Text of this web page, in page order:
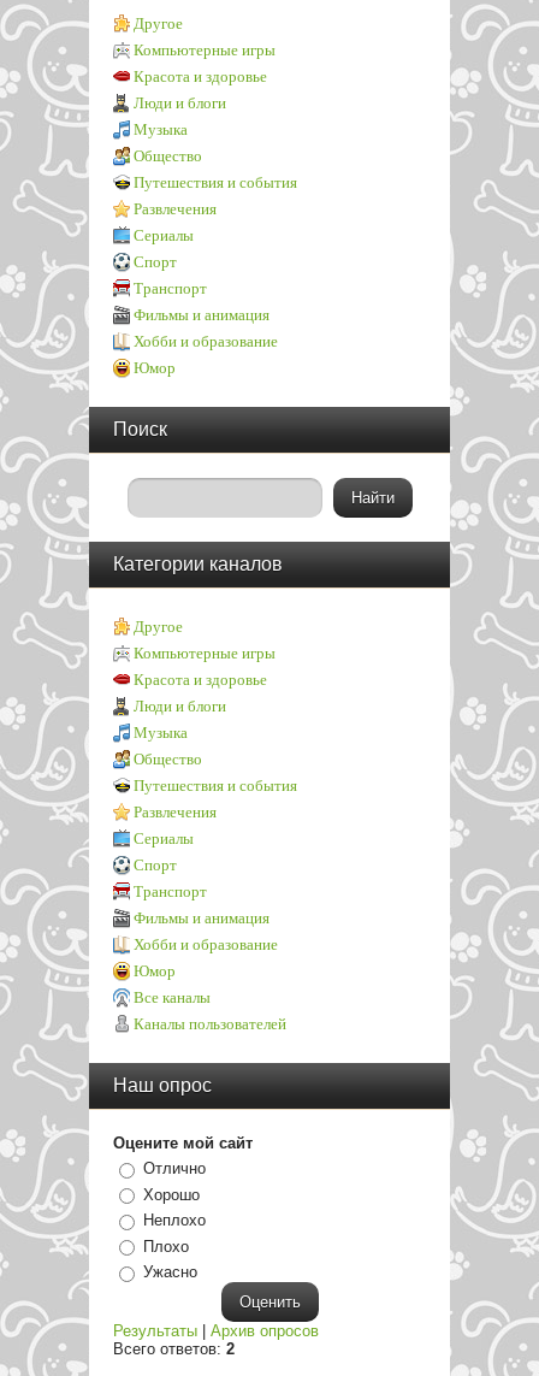
Другое
Компьютерные игры
Красота и здоровье
Люди и блоги
Музыка
Общество
Путешествия и события
Развлечения
Сериалы
Спорт
Транспорт
Фильмы и анимация
Хобби и образование
Юмор
Поиск
Категории каналов
Другое
Компьютерные игры
Красота и здоровье
Люди и блоги
Музыка
Общество
Путешествия и события
Развлечения
Сериалы
Спорт
Транспорт
Фильмы и анимация
Хобби и образование
Юмор
Все каналы
Каналы пользователей
Наш опрос
Оцените мой сайт
Отлично
Хорошо
Неплохо
Плохо
Ужасно
Результаты
Архив опросов
Всего ответов: 2